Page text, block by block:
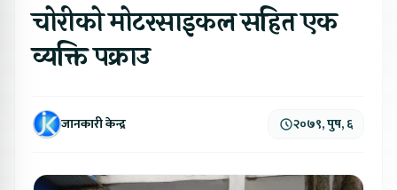
चोरीको मोटरसाइकल सहित एक
व्यक्ति पक्राउ
जानकारी केन्द्र २०७९, पुष, ६